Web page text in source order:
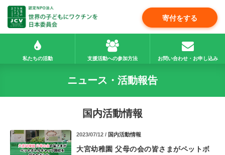
寄付をする
私たちの活動 支援活動への参加方法 お問い合わせ・お申し込み
ニュース・活動報告
国内活動情報
2023/07/12 / 国内活動情報
大宮幼稚園 父母の会の皆さまがペットボ